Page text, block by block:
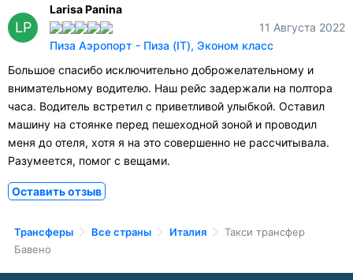
LP
Larisa Panina
11 Августа 2022
Пиза Аэропорт - Пиза (IT), Эконом класс
Большое спасибо исключительно доброжелательному и
внимательному водителю. Наш рейс задержали на полтора
часа. Водитель встретил с приветливой улыбкой. Оставил
машину на стоянке перед пешеходной зоной и проводил
меня до отеля, хотя я на это совершенно не рассчитывала.
Разумеется, помог с вещами.
Оставить отзыв
Трансферы Все страны Италия
Такси трансфер
Бавено